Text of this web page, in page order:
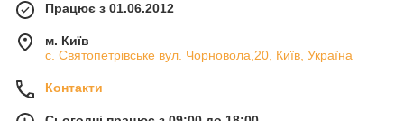
Працює з 01.06.2012
м. Київ
с. Святопетрівське вул. Чорновола,20, Київ, Україна
Контакти